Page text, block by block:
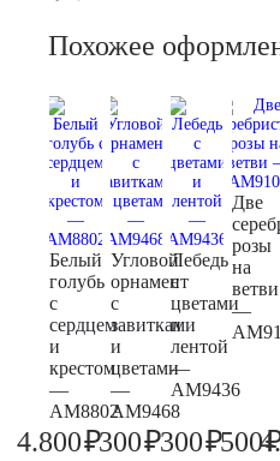
Похожее
Белый
голубь
с
сердцем
и
крестом
—
AM8802
5.000
4.800₽
Угловой
орнамент
с
завитками
и
цветами
—
AM9468
300
300₽
Лебедь
с
цветами
и
лентой
—
AM9436
300
300₽
Две
розы
на
ветви
—
500